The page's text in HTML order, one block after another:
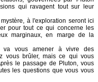
qui ravagent tout sur leur
à l'exploration seront ici
pour tout ce qui concerne les
marginaux, en marge de la
va vous amener à vivre des
vous brûler, mais ce qui vous
le passage de Pluton, vous
les questions que vous vous